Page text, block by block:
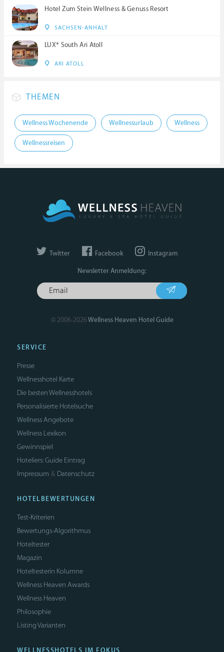
Hotel Zum Stein Wellness & Genuss Resort
SACHSEN-ANHALT
LUX* South Ari Atoll
ARI ATOLL
THEMEN
Wellness Wochenende Wellnessurlaub Wellness
Wellnessreisen
Twitter Facebook Instagram
Newsletter Anmeldung:
© 2006-2026Wellness Heaven Hotel Guide
SERVICE
Presse
Wellnesshotel Karte
Die besten Wellnesshotels
Personalisierte Hotelsuche
Wellness Angebote
Wellness Lexikon
Gewinnspiel
Hoteliers: Guide Eintrag
Impressum & Datenschutz
HOTELBEWERTUNGEN
Test-Kriterien
Bewertungs-Algorithmus
Hoteltester
Magazin
Hoteltesterin Kolumne
Wellness Heaven Awards
Wellness Heaven
Philosophie
Listing Varianten